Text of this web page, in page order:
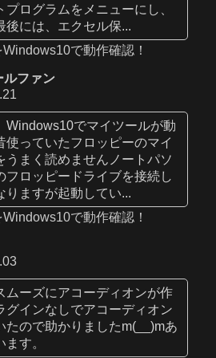
プログラムをメニューにし、
後には、エクセル保...
で動作確認！
ルファン
Windows10でマイツールが動
使っていたフロッピーのマイ
うまく読めませんノートパソ
フロッピードライブを接続し
りますが起動してい...
で動作確認！
ムーズにアコーディオンが作
グインなしでアコーディオン
たので助かりましたm(__)mあ
す。